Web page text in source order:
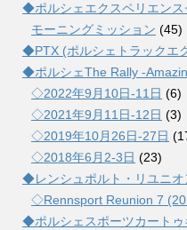
◆ポルシェエクスペリエンス
モーニングミッション (45)
◆PTX (ポルシェトラックエ
◆ポルシェThe Rally -
◇2022年9月10日-11日 (6)
◇2021年9月11日-12日 (3)
◇2019年10月26日-27日
◇2018年6月2-3日 (23)
◆レンシュポルト・リユニ
◇Rennsport Reunion 7
◆ポルシェスポーツカートゥ